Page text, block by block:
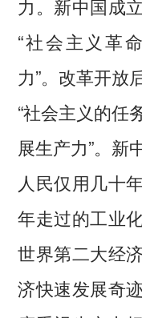
力。新中国成
“社会主义革
力”。改革开放
“社会主义的任
展生产力”。新
人民仅用几十
年走过的工业
世界第二大经
济快速发展奇